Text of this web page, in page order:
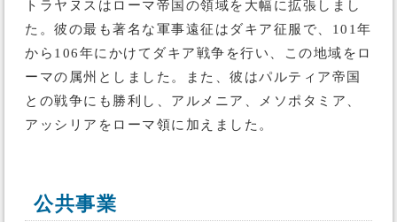
トラヤヌスはローマ帝国の領域を大幅に拡張しまし
た。彼の最も著名な軍事遠征はダキア征服で、101年
から106年にかけてダキア戦争を行い、この地域をロ
ーマの属州としました。また、彼はパルティア帝国
との戦争にも勝利し、アルメニア、メソポタミア、
アッシリアをローマ領に加えました。
公共事業